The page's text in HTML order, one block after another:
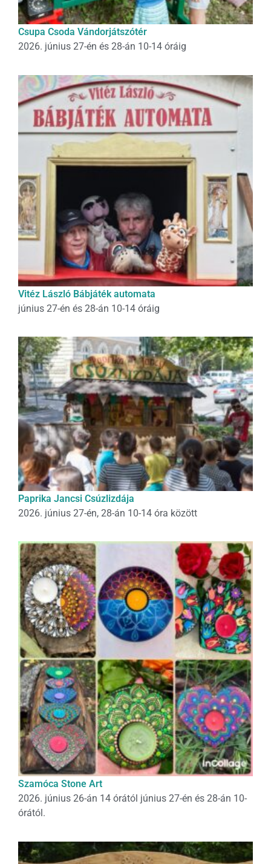
Csupa Csoda Vándorjátszótér
2026. június 27-én és 28-án 10-14 óráig
Vitéz László Bábjáték automata
június 27-én és 28-án 10-14 óráig
Paprika Jancsi Csúzlizdája
2026. június 27-én, 28-án 10-14 óra között
Szamóca Stone Art
2026. június 26-án 14 órától június 27-én és 28-án 10-
órától.